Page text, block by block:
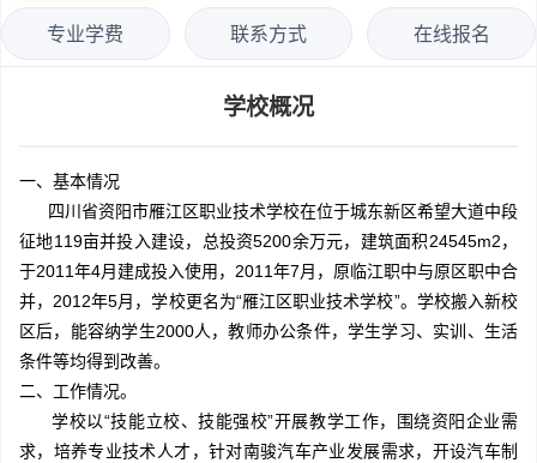
专业学费 联系方式 在线报名
学校概况
一、基本情况
四川省资阳市雁江区职业技术学校在位于城东新区希望大道中段
征地119亩并投入建设，总投资5200余万元，建筑面积24545m2，
于2011年4月建成投入使用，2011年7月，原临江职中与原区职中合
并，2012年5月，学校更名为“雁江区职业技术学校”。学校搬入新校
区后，能容纳学生2000人，教师办公条件，学生学习、实训、生活
条件等均得到改善。
二、工作情况。
学校以“技能立校、技能强校”开展教学工作，围绕资阳企业需
求，培养专业技术人才，针对南骏汽车产业发展需求，开设汽车制